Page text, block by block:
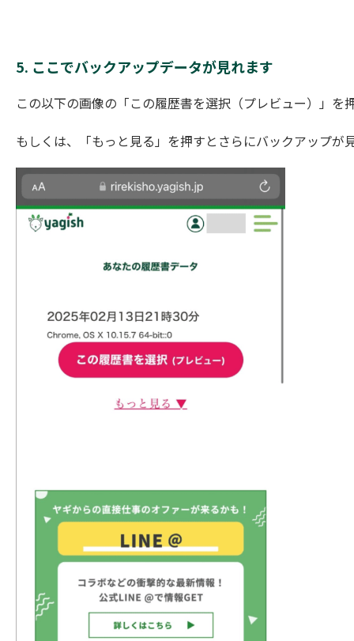
5. ここでバックアップデータが見れます
この以下の画像の「この履歴書を選択（プレビュー）」を
もしくは、「もっと見る」を押すとさらにバックアップが